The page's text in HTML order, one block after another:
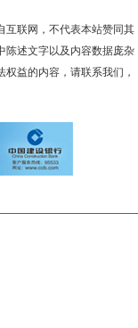
互联网，不代表本站赞同其
陈述文字以及内容数据庞杂
益的内容，请联系我们，